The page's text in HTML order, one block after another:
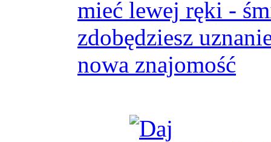
mieć lewej ręki -
zdobędziesz
nowa znajomość